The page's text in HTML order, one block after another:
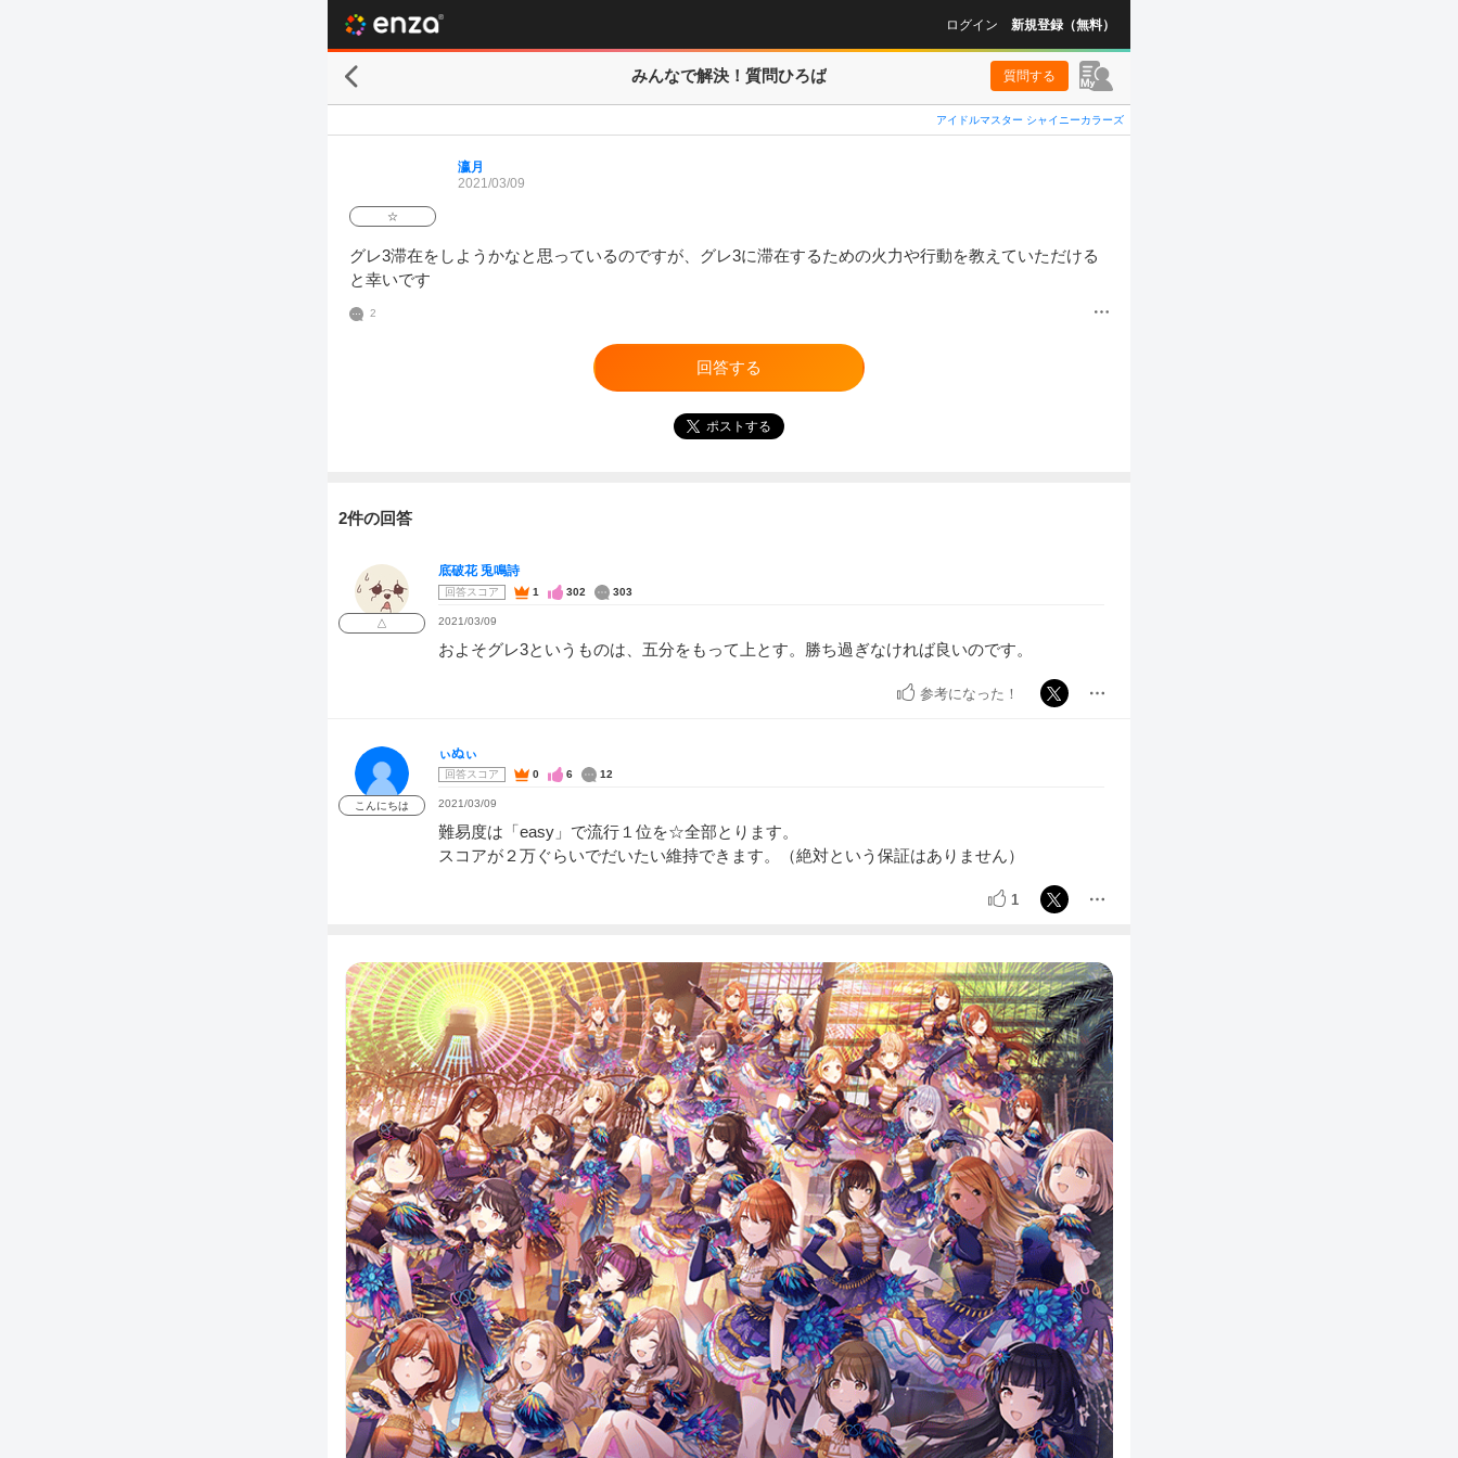
ログイン 新規登録（無料）
みんなで解決！ 質問ひろば 質問する
アイドルマスター シャイニーカラーズ
☆
瀛月
2021/03/09
グレ3滞在をしようかなと思っているのですが、グレ3に滞在するための火力や行動を教えていただける
と幸いです
2
回答する
ポストする
2件の回答
△
底破花 兎鳴詩
回答スコア 1 302 303
2021/03/09
およそグレ3というものは、五分をもって上とす。勝ち過ぎなければ良いのです。
参考になった！
こんにちは
ぃぬぃ
回答スコア 0 6 12
2021/03/09
難易度は「easy」で流行１位を☆全部とります。
スコアが２万ぐらいでだいたい維持できます。（絶対という保証はありません）
1